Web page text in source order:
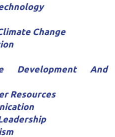
Change
Development And
Resources